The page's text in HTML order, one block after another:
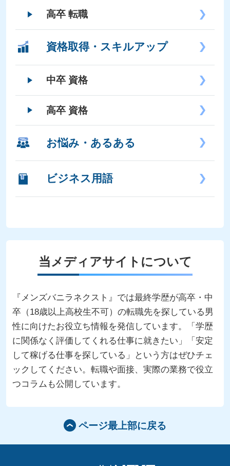
高卒 転職
資格取得・スキルアップ
中卒 資格
高卒 資格
お悩み・あるある
ビジネス用語
当メディアサイトについて
『メンズバニラネクスト』では最終学歴が高卒・中
卒（18歳以上高校生不可）の転職先を探している男
性に向けたお役立ち情報を発信しています。「学歴
に関係なく評価してくれる仕事に就きたい」「安定
して稼げる仕事を探している」という方はぜひチェ
ックしてください。転職や面接、実際の業務で役立
つコラムも公開しています。
ページ最上部に戻る